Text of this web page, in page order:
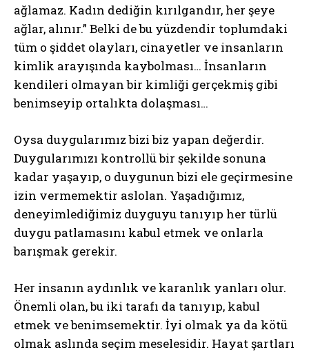
ağlamaz. Kadın dediğin kırılgandır, her şeye
ağlar, alınır.” Belki de bu yüzdendir toplumdaki
tüm o şiddet olayları, cinayetler ve insanların
kimlik arayışında kaybolması… İnsanların
kendileri olmayan bir kimliği gerçekmiş gibi
benimseyip ortalıkta dolaşması…
Oysa duygularımız bizi biz yapan değerdir.
Duygularımızı kontrollü bir şekilde sonuna
kadar yaşayıp, o duygunun bizi ele geçirmesine
izin vermemektir aslolan. Yaşadığımız,
deneyimlediğimiz duyguyu tanıyıp her türlü
duygu patlamasını kabul etmek ve onlarla
barışmak gerekir.
Her insanın aydınlık ve karanlık yanları olur.
Önemli olan, bu iki tarafı da tanıyıp, kabul
etmek ve benimsemektir. İyi olmak ya da kötü
olmak aslında seçim meselesidir. Hayat şartları